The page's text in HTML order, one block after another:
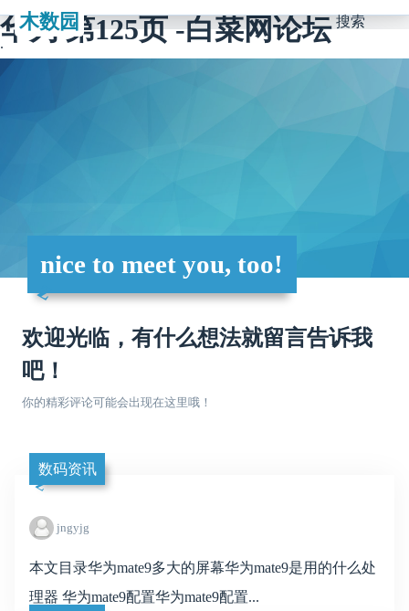
华为 第125页 -白菜网论坛
木数园 搜索
nice to meet you, too!
欢迎光临，有什么想法就留言告诉我
吧！
你的精彩评论可能会出现在这里哦！
数码资讯
jngyjg
本文目录华为mate9多大的屏幕华为mate9是用的什么处
理器 华为mate9配置华为mate9配置...